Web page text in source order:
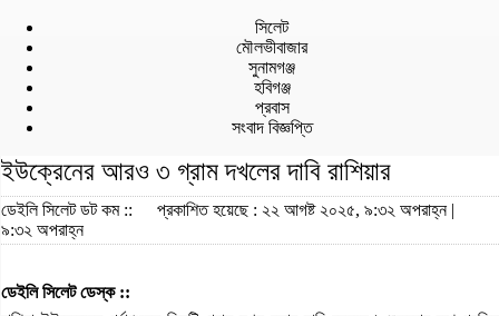
সিলেট
মৌলভীবাজার
সুনামগঞ্জ
হবিগঞ্জ
প্রবাস
সংবাদ বিজ্ঞপ্তি
ইউক্রেনের আরও ৩ গ্রাম দখলের দাবি রাশিয়ার
ডেইলি সিলেট ডট কম ::
প্রকাশিত হয়েছে : ২২ আগষ্ট ২০২৫, ৯:৩২ অপরাহ্ন |
৯:৩২ অপরাহ্ন
ডেইলি সিলেট ডেস্ক ::